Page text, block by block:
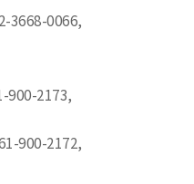
3668-0066,
900-2173,
900-2172,